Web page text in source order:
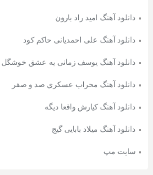
دانلود آهنگ امید راد بارون
دانلود آهنگ علی احمدیانی حاکم کود
دانلود آهنگ یوسف زمانی یه عشق خوشگل
دانلود آهنگ محراب عسکری صد و صفر
دانلود آهنگ کیارش واقعا دیگه
دانلود آهنگ میلاد بابایی گیج
سایت مپ